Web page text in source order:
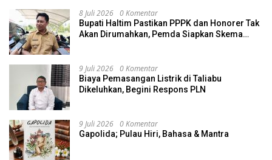
8 Juli 2026 0 Komentar
Bupati Haltim Pastikan PPPK dan Honorer Tak
Akan Dirumahkan, Pemda Siapkan Skema
9 Juli 2026 0 Komentar
Biaya Pemasangan Listrik di Taliabu
Dikeluhkan, Begini Respons PLN
9 Juli 2026 0 Komentar
Gapolida; Pulau Hiri, Bahasa & Mantra